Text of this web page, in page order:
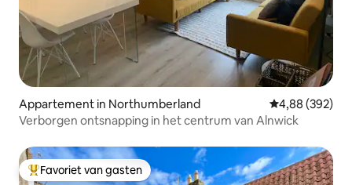
Appartement in Northumberland Gemiddelde
4,88 (392)
Verborgen ontsnapping in het centrum van Alnwick
Topfavoriet van gasten
Favoriet van gasten